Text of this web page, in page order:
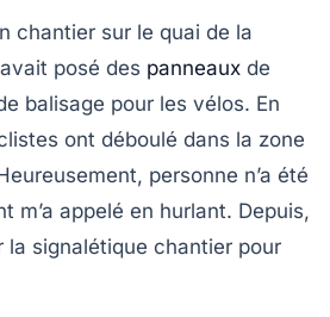
chantier sur le quai de la
posé des panneaux de
balisage pour les vélos. En
ont déboulé dans la zone
personne n’a été
m’a appelé en hurlant. Depuis,
la signalétique chantier pour